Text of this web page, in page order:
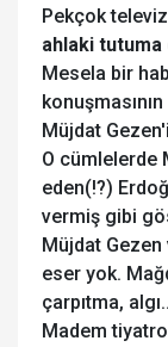
Pekçok
ahlaki tutuma
Mesela bir
Müjdat
O cümlelerde
eden(!?)
vermiş gibi
Müjdat
eser yok.
çarpıtma,
Madem